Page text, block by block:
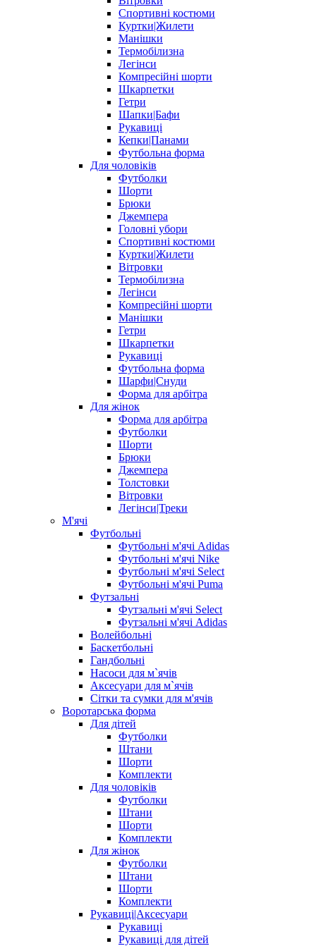
Спортивні костюми
Куртки|Жилети
Манішки
Термобілизна
Легінси
Компресійні шорти
Шкарпетки
Гетри
Шапки|Бафи
Рукавиці
Кепки|Панами
Футбольна форма
Для чоловіків
Футболки
Шорти
Брюки
Джемпера
Головні убори
Спортивні костюми
Куртки|Жилети
Вітровки
Термобілизна
Легінси
Компресійні шорти
Манішки
Гетри
Шкарпетки
Рукавиці
Футбольна форма
Шарфи|Снуди
Форма для арбітра
Для жінок
Форма для арбітра
Футболки
Шорти
Брюки
Джемпера
Толстовки
Вітровки
Легінси|Треки
М'ячі
Футбольні
Футбольні м'ячі Adidas
Футбольні м'ячі Nike
Футбольні м'ячі Select
Футбольні м'ячі Puma
Футзальні
Футзальні м'ячі Select
Футзальні м'ячі Adidas
Волейбольні
Баскетбольні
Гандбольні
Насоси для м`ячів
Аксесуари для м`ячів
Сітки та сумки для м'ячів
Воротарська форма
Для дітей
Футболки
Штани
Шорти
Комплекти
Для чоловіків
Футболки
Штани
Шорти
Комплекти
Для жінок
Футболки
Штани
Шорти
Комплекти
Рукавиці|Аксесуари
Рукавиці
Рукавиці для дітей